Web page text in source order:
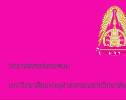
วิทยาลัยสงฆ์นครพนม
มหาวิทยาลัยมหาจุฬาลงกรณราชวิทยาลัย